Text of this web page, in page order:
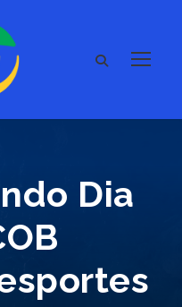
Dia